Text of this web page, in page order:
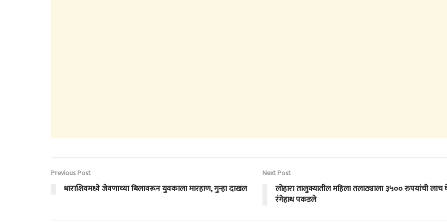
Previous Post
धाराशिवमध्ये जेवणाच्या बिलावरून युवकाला मारहाण, गुन्हा दाखल
Next Post
लोहारा तालुक्यातील महिला तलाठ्याला ३५०० रुपयांची लाच
रंगेहाथ पकडले